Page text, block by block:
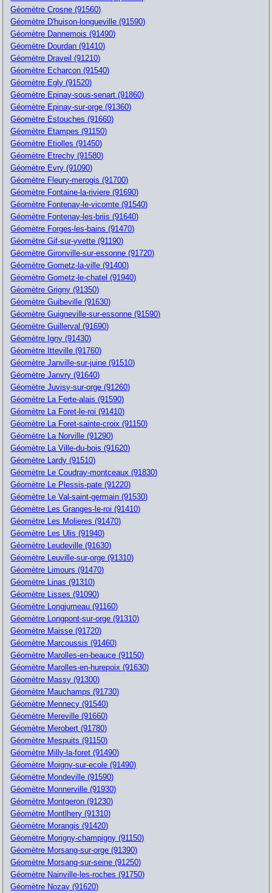
Géomètre Crosne (91560)
Géomètre D'huison-longueville (91590)
Géomètre Dannemois (91490)
Géomètre Dourdan (91410)
Géomètre Draveil (91210)
Géomètre Echarcon (91540)
Géomètre Egly (91520)
Géomètre Epinay-sous-senart (91860)
Géomètre Epinay-sur-orge (91360)
Géomètre Estouches (91660)
Géomètre Etampes (91150)
Géomètre Etiolles (91450)
Géomètre Etrechy (91580)
Géomètre Evry (91090)
Géomètre Fleury-merogis (91700)
Géomètre Fontaine-la-riviere (91690)
Géomètre Fontenay-le-vicomte (91540)
Géomètre Fontenay-les-briis (91640)
Géomètre Forges-les-bains (91470)
Géomètre Gif-sur-yvette (91190)
Géomètre Gironville-sur-essonne (91720)
Géomètre Gometz-la-ville (91400)
Géomètre Gometz-le-chatel (91940)
Géomètre Grigny (91350)
Géomètre Guibeville (91630)
Géomètre Guigneville-sur-essonne (91590)
Géomètre Guillerval (91690)
Géomètre Igny (91430)
Géomètre Itteville (91760)
Géomètre Janville-sur-juine (91510)
Géomètre Janvry (91640)
Géomètre Juvisy-sur-orge (91260)
Géomètre La Ferte-alais (91590)
Géomètre La Foret-le-roi (91410)
Géomètre La Foret-sainte-croix (91150)
Géomètre La Norville (91290)
Géomètre La Ville-du-bois (91620)
Géomètre Lardy (91510)
Géomètre Le Coudray-montceaux (91830)
Géomètre Le Plessis-pate (91220)
Géomètre Le Val-saint-germain (91530)
Géomètre Les Granges-le-roi (91410)
Géomètre Les Molieres (91470)
Géomètre Les Ulis (91940)
Géomètre Leudeville (91630)
Géomètre Leuville-sur-orge (91310)
Géomètre Limours (91470)
Géomètre Linas (91310)
Géomètre Lisses (91090)
Géomètre Longjumeau (91160)
Géomètre Longpont-sur-orge (91310)
Géomètre Maisse (91720)
Géomètre Marcoussis (91460)
Géomètre Marolles-en-beauce (91150)
Géomètre Marolles-en-hurepoix (91630)
Géomètre Massy (91300)
Géomètre Mauchamps (91730)
Géomètre Mennecy (91540)
Géomètre Mereville (91660)
Géomètre Merobert (91780)
Géomètre Mespuits (91150)
Géomètre Milly-la-foret (91490)
Géomètre Moigny-sur-ecole (91490)
Géomètre Mondeville (91590)
Géomètre Monnerville (91930)
Géomètre Montgeron (91230)
Géomètre Montlhery (91310)
Géomètre Morangis (91420)
Géomètre Morigny-champigny (91150)
Géomètre Morsang-sur-orge (91390)
Géomètre Morsang-sur-seine (91250)
Géomètre Nainville-les-roches (91750)
Géomètre Nozay (91620)